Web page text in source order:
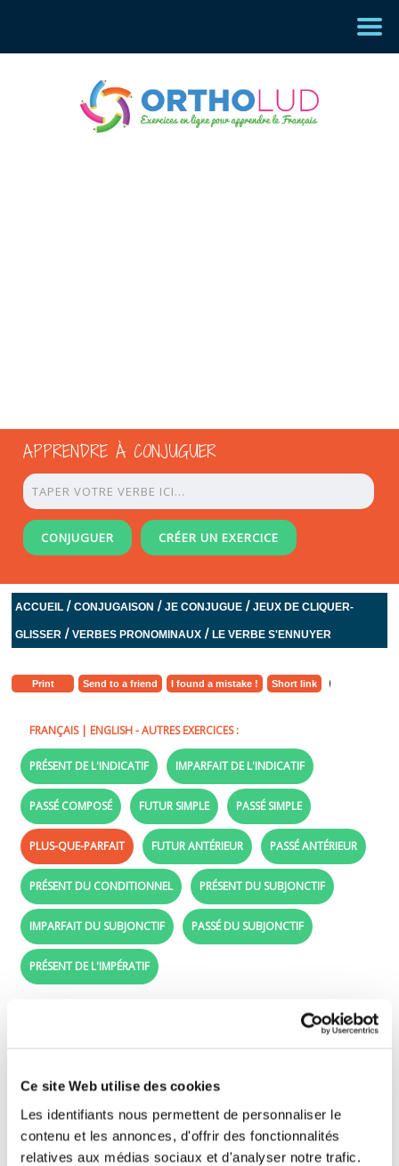
Ce site Web utilise des cookies
Les identifiants nous permettent de personnaliser le
contenu et les annonces, d'offrir des fonctionnalités
relatives aux médias sociaux et d'analyser notre trafic.
APPRENDRE À CONJUGUER
CONJUGUER CRÉER UN EXERCICE
ACCUEIL /CONJUGAISON /JE CONJUGUE /JEUX DE CLIQUER-
GLISSER /VERBES PRONOMINAUX /LE VERBE S'ENNUYER
Print Send to a friend I found a mistake ! Short link
FRANÇAIS| ENGLISH- AUTRES EXERCICES :
PRÉSENT DE L'INDICATIF IMPARFAIT DE L'INDICATIF
PASSÉ COMPOSÉ FUTUR SIMPLE PASSÉ SIMPLE
PLUS-QUE-PARFAIT FUTUR ANTÉRIEUR PASSÉ ANTÉRIEUR
PRÉSENT DU CONDITIONNEL PRÉSENT DU SUBJONCTIF
IMPARFAIT DU SUBJONCTIF PASSÉ DU SUBJONCTIF
PRÉSENT DE L'IMPÉRATIF
Plus-que-parfait - Learn French with the
Drag the conjugated forms (purple labels)
beside the right subjects (je, tu, ..).